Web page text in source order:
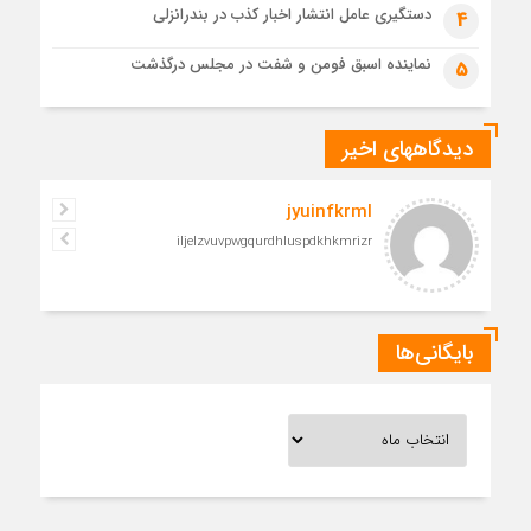
4 دستگیری عامل انتشار اخبار کذب در بندرانزلی
5 نماینده اسبق فومن و شفت در مجلس درگذشت
دیدگاههای اخیر
jyuinfkrml
iljelzvuvpwgqurdhluspdkhkmrizr
بایگانی‌ها
بایگانی‌ها